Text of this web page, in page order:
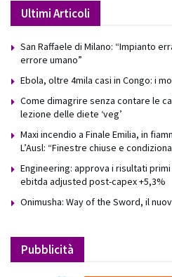
Ultimi Articoli
San Raffaele di Milano: “Impianto
errore umano”
Ebola, oltre 4mila casi in Congo: i
Come dimagrire senza contare le
lezione delle diete ‘veg’
Maxi incendio a Finale Emilia, in
L’Ausl: “Finestre chiuse e
Engineering: approva i risultati
ebitda adjusted post-capex +5,3%
Onimusha: Way of the Sword, il
Pubblicità